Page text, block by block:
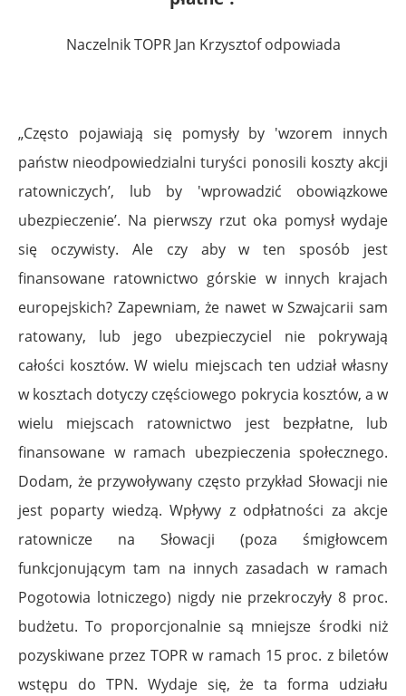
Naczelnik TOPR Jan Krzysztof odpowiada
„Często pojawiają się pomysły by 'wzorem innych
państw nieodpowiedzialni turyści ponosili koszty akcji
ratowniczych’, lub by 'wprowadzić obowiązkowe
ubezpieczenie’. Na pierwszy rzut oka pomysł wydaje
się oczywisty. Ale czy aby w ten sposób jest
finansowane ratownictwo górskie w innych krajach
europejskich? Zapewniam, że nawet w Szwajcarii sam
ratowany, lub jego ubezpieczyciel nie pokrywają
całości kosztów. W wielu miejscach ten udział własny
w kosztach dotyczy częściowego pokrycia kosztów, a w
wielu miejscach ratownictwo jest bezpłatne, lub
finansowane w ramach ubezpieczenia społecznego.
Dodam, że przywoływany często przykład Słowacji nie
jest poparty wiedzą. Wpływy z odpłatności za akcje
ratownicze na Słowacji (poza śmigłowcem
funkcjonującym tam na innych zasadach w ramach
Pogotowia lotniczego) nigdy nie przekroczyły 8 proc.
budżetu. To proporcjonalnie są mniejsze środki niż
pozyskiwane przez TOPR w ramach 15 proc. z biletów
wstępu do TPN. Wydaje się, że ta forma udziału